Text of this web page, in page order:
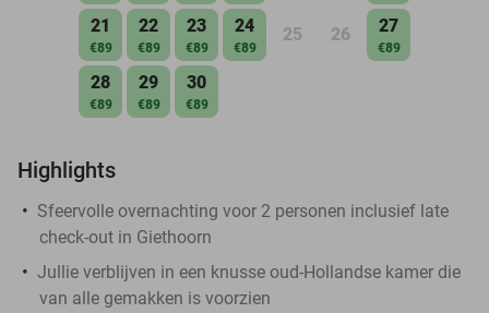
21
€89
22
€89
23
€89
24
€89
25 26 27
€89
28
€89
29
€89
30
€89
Highlights
Sfeervolle overnachting voor 2 personen inclusief late
check-out in Giethoorn
Jullie verblijven in een knusse oud-Hollandse kamer die
van alle gemakken is voorzien